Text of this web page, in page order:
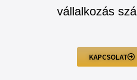
vállalkozás
KAPCSOLAT